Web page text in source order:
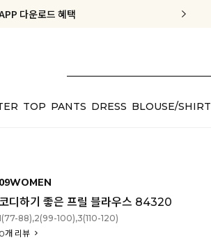
다운로드 혜택
5% COUPON
배송✨
다운로드 혜택
5% COUPON
TOP PANTS DRESS BLOUSE/SHIRT
09WOMEN
코디하기 좋은 프릴 블라우스 84320
88),2(99-100),3(110-120)
0개 리뷰